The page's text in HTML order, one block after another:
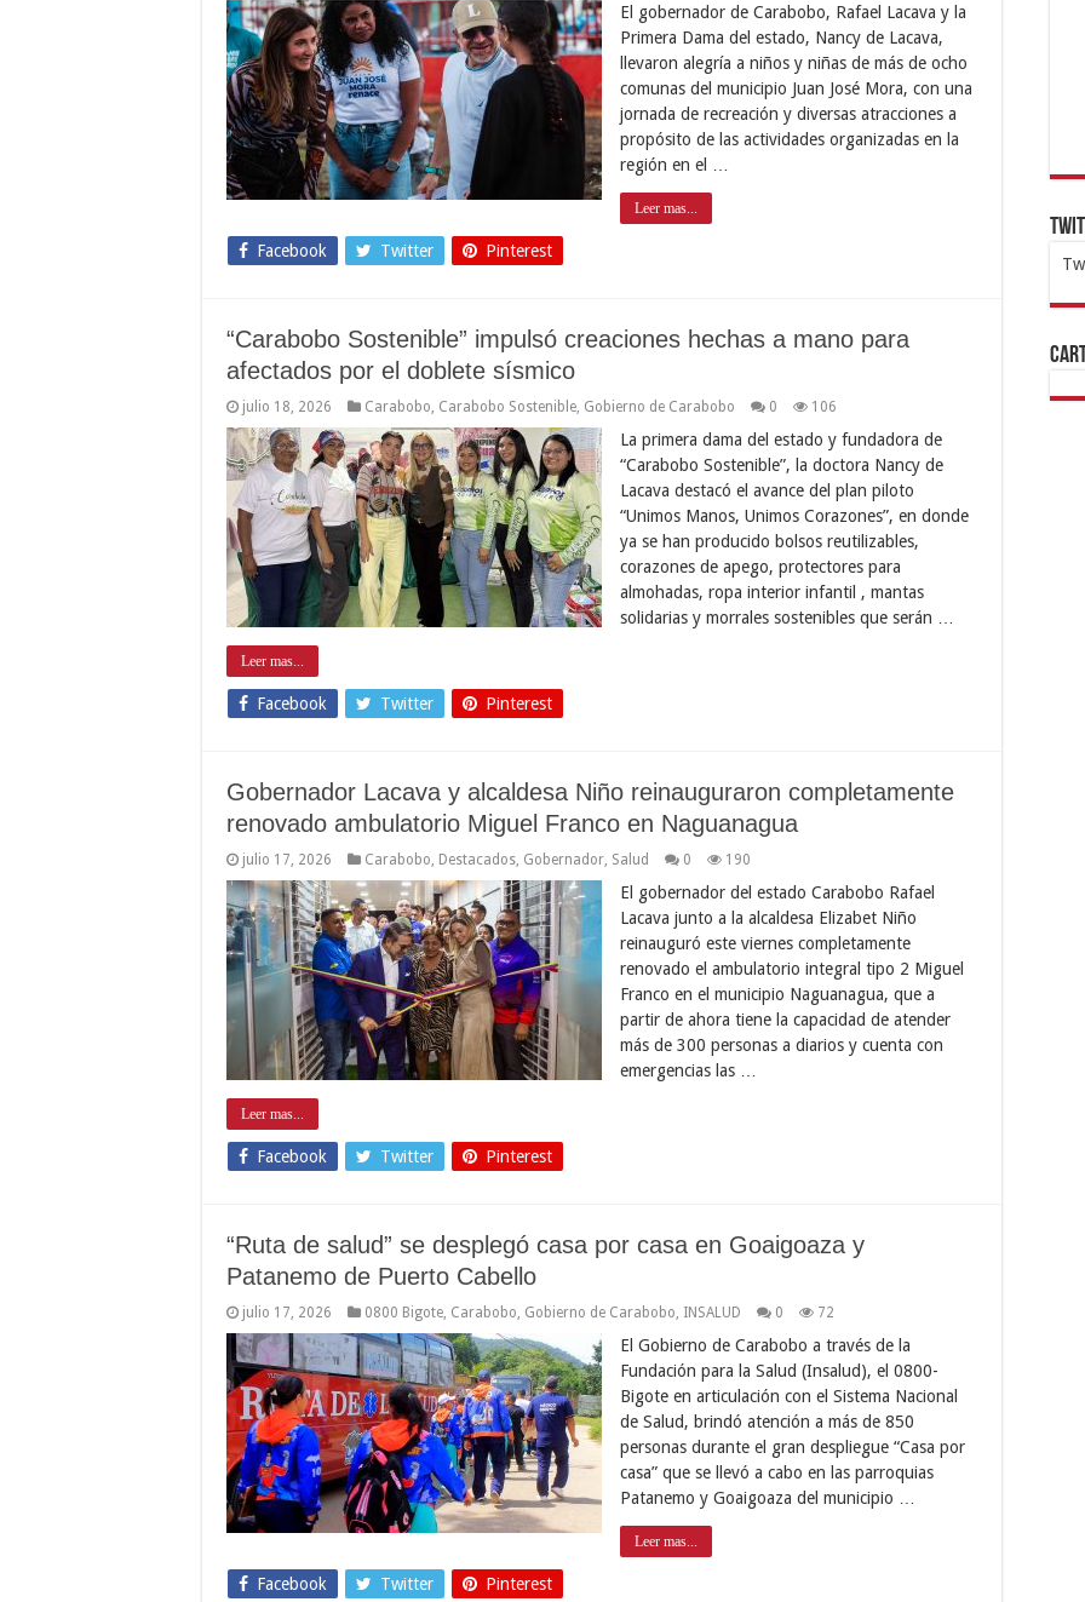
El gobernador de Carabobo, Rafael Lacava y la
Primera Dama del estado, Nancy de Lacava,
llevaron alegría a niños y niñas de más de ocho
comunas del municipio Juan José Mora, con una
jornada de recreación y diversas atracciones a
propósito de las actividades organizadas en la
región en el …
Leer mas...
Facebook Twitter Pinterest
“Carabobo Sostenible” impulsó creaciones hechas a mano para
afectados por el doblete sísmico
julio 18, 2026 Carabobo Carabobo Sostenible Gobierno de Carabobo 0 106
La primera dama del estado y fundadora de
“Carabobo Sostenible”, la doctora Nancy de
Lacava destacó el avance del plan piloto
“Unimos Manos, Unimos Corazones”, en donde
ya se han producido bolsos reutilizables,
corazones de apego, protectores para
almohadas, ropa interior infantil , mantas
solidarias y morrales sostenibles que serán …
Leer mas...
Facebook Twitter Pinterest
Gobernador Lacava y alcaldesa Niño reinauguraron completamente
renovado ambulatorio Miguel Franco en Naguanagua
julio 17, 2026 Carabobo Destacados Gobernador Salud 0 190
El gobernador del estado Carabobo Rafael
Lacava junto a la alcaldesa Elizabet Niño
reinauguró este viernes completamente
renovado el ambulatorio integral tipo 2 Miguel
Franco en el municipio Naguanagua, que a
partir de ahora tiene la capacidad de atender
más de 300 personas a diarios y cuenta con
emergencias las …
Leer mas...
Facebook Twitter Pinterest
“Ruta de salud” se desplegó casa por casa en Goaigoaza y
Patanemo de Puerto Cabello
julio 17, 2026 0800 Bigote Carabobo Gobierno de Carabobo INSALUD 0 72
El Gobierno de Carabobo a través de la
Fundación para la Salud (Insalud), el 0800-
Bigote en articulación con el Sistema Nacional
de Salud, brindó atención a más de 850
personas durante el gran despliegue “Casa por
casa” que se llevó a cabo en las parroquias
Patanemo y Goaigoaza del municipio …
Leer mas...
Facebook Twitter Pinterest